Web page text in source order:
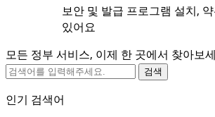
보안 및 발급 프로그램 설치,
있어요
모든 정부 서비스, 이제 한 곳에서 찾아보
검색
인기 검색어